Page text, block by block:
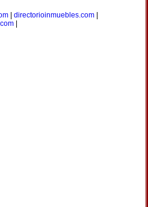
| directorioinmuebles.com|
|